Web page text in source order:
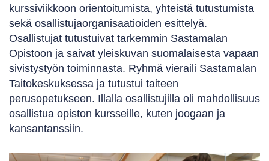
kurssiviikkoon orientoitumista, yhteistä tutustumista
sekä osallistujaorganisaatioiden esittelyä.
Osallistujat tutustuivat tarkemmin Sastamalan
Opistoon ja saivat yleiskuvan suomalaisesta vapaan
sivistystyön toiminnasta. Ryhmä vieraili Sastamalan
Taitokeskuksessa ja tutustui taiteen
perusopetukseen. Illalla osallistujilla oli mahdollisuus
osallistua opiston kursseille, kuten joogaan ja
kansantanssiin.